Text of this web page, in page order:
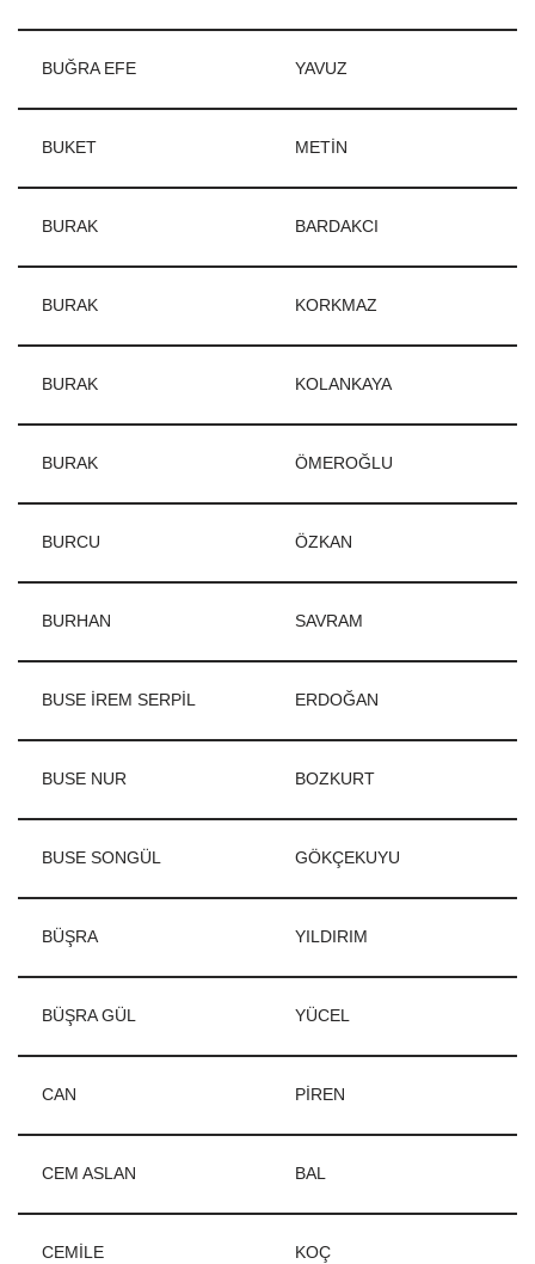
BUĞRA EFE YAVUZ
BUKET METİN
BURAK BARDAKCI
BURAK KORKMAZ
BURAK KOLANKAYA
BURAK ÖMEROĞLU
BURCU ÖZKAN
BURHAN SAVRAM
BUSE İREM SERPİL ERDOĞAN
BUSE NUR BOZKURT
BUSE SONGÜL GÖKÇEKUYU
BÜŞRA YILDIRIM
BÜŞRA GÜL YÜCEL
CAN PİREN
CEM ASLAN BAL
CEMİLE KOÇ